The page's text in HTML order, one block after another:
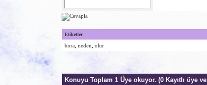
Etiketler
bora ,neden ,olur
Konuyu Toplam 1 Üye okuyor.(0 Kayıtlı üye